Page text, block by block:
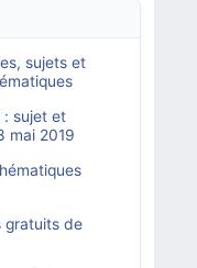
sujets et
: sujet et
mai 2019
gratuits de